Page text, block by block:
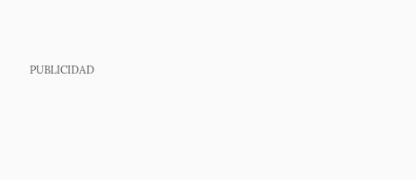
PUBLICIDAD